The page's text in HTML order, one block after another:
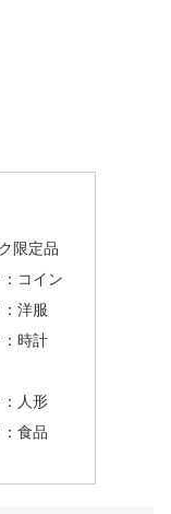
限定品
コイン
洋服
時計
人形
食品